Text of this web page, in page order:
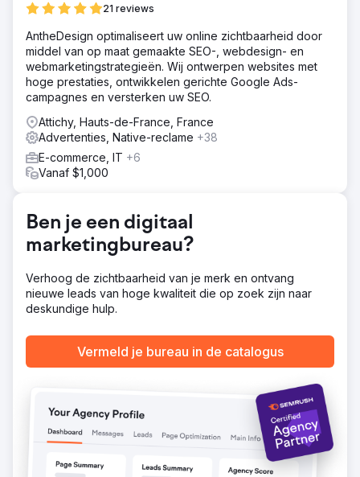
Oplossing
het bedrijfsmodel en de USP's (unique selling point) van
het bedrijf. Door een social media campagne te creëren
konden we helpen het verhaal achter The Well Balanced
Centre te communiceren. We ontwikkelden overtuigende
artikelen met behulp van onderzochte trefwoorden om
het verkeer te vergroten. Vervolgens ontwierpen we een
gerichte campagne die fysiotherapieoplossingen voor
ouderen omvat. We creëerden een levendige en
boeiende website om het voor de klanten van de
cliënten gemakkelijker te maken om hun diensten te
Resultaat
510 trefwoorden We hebben meer dan 510 trefwoorden
gegenereerd die een rangschikking hebben voor
gegenereerde leads 88 leads zijn gegenereerd in de
afgelopen 3 maanden met behulp van PPC. £ 19,58 ROAS
PPC genereert een CPA (kosten per acquisitie) op ROAS
(gemiddelde afgelopen drie maanden nov., dec., jan.
2024). Stijging van 27% Stijging van organisch verkeer
met 27% door SEO-strategie.
Naar bureaupagina
21 reviews
AntheDesign optimaliseert uw online zichtbaarheid door
middel van op maat gemaakte SEO-, webdesign- en
webmarketingstrategieën. Wij ontwerpen websites met
hoge prestaties, ontwikkelen gerichte Google Ads-
campagnes en versterken uw SEO.
Attichy, Hauts-de-France, France
Advertenties, Native-reclame +38
E-commerce, IT +6
Vanaf $1,000
Ben je een digitaal
marketingbureau?
Verhoog de zichtbaarheid van je merk en ontvang
nieuwe leads van hoge kwaliteit die op zoek zijn naar
deskundige hulp.
Vermeld je bureau in de catalogus